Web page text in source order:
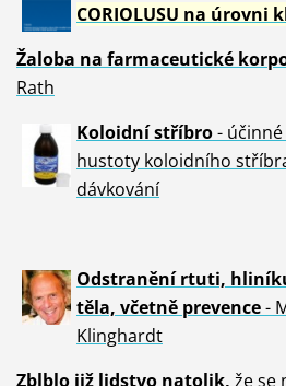
CORIOLUSU na úrovni
Žaloba na farmaceutické
Rath
Koloidní stříbro-
hustoty koloidního
dávkování
Odstranění rtuti,
těla, včetně prevence-
Klinghardt
Zblblo již lidstvo natolik, že se